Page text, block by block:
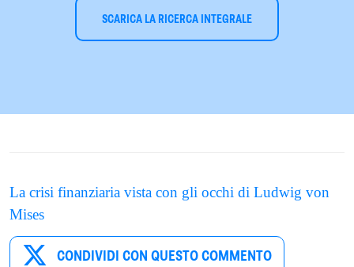
SCARICA LA RICERCA INTEGRALE
La crisi finanziaria vista con gli occhi di Ludwig von
Mises
CONDIVIDI CON QUESTO COMMENTO